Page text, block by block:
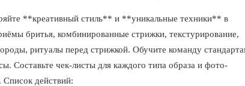
**креативный стиль** и **уникальные техники** в
бритья, комбинированные стрижки, текстурирование,
ритуалы перед стрижкой. Обучите команду
Составьте чек-листы для каждого типа образа и фото-
Список действий: